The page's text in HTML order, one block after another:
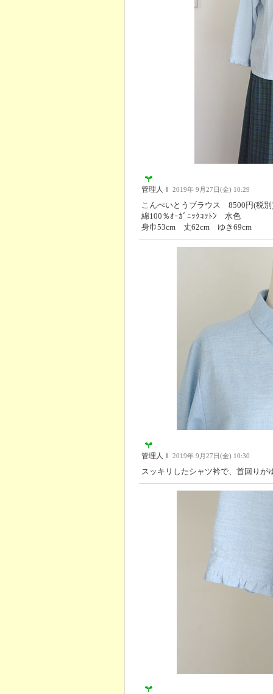
管理人Ｉ 2019年 9月27日(金) 10:29
こんぺいとうブラウス 8500円(税別
綿100％ｵｰｶﾞﾆｯｸｺｯﾄﾝ 水色
身巾53cm 丈62cm ゆき69cm
管理人Ｉ 2019年 9月27日(金) 10:30
スッキリしたシャツ衿で、首回りが